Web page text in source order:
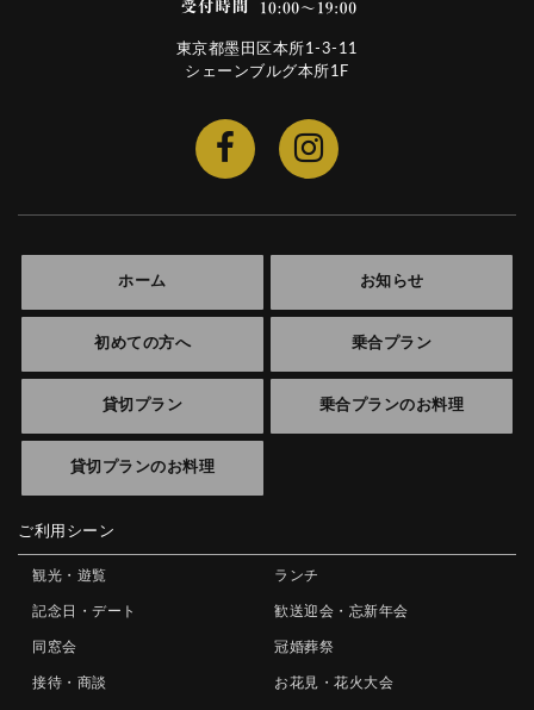
東京都墨田区本所1-3-11
シェーンブルグ本所1F
ホーム お知らせ
初めての方へ 乗合プラン
貸切プラン 乗合プランのお料理
貸切プランのお料理
ご利用シーン
観光・遊覧 ランチ
記念日・デート 歓送迎会・忘新年会
同窓会 冠婚葬祭
接待・商談 お花見・花火大会